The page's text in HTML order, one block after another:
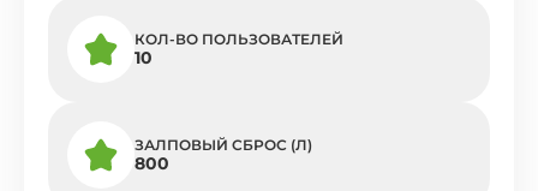
КОЛ-ВО ПОЛЬЗОВАТЕЛЕЙ
10
ЗАЛПОВЫЙ СБРОС (Л)
800